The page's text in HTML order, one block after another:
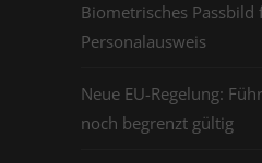
Biometrisches Passbild
Personalausweis
Neue EU-Regelung:
noch begrenzt gültig